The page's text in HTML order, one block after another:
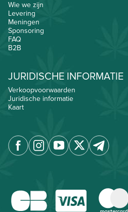
Wie we zijn
Levering
Meningen
Sponsoring
FAQ
B2B
JURIDISCHE INFORMATIE
Verkoopvoorwaarden
Juridische informatie
Kaart